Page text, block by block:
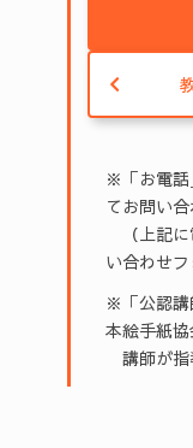
※「お電話
てお問い合
（上記に
い合わせ
※「公認講
本絵手紙
講師が指